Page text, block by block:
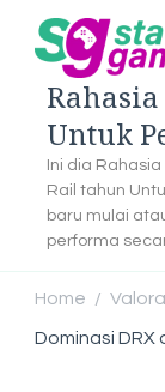
Untuk
Ini dia
Rail tahun
baru mulai
performa
Home /
Dominasi